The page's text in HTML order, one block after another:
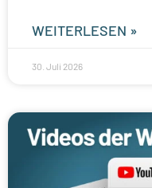
WEITERLESEN »
30. Juli 2026